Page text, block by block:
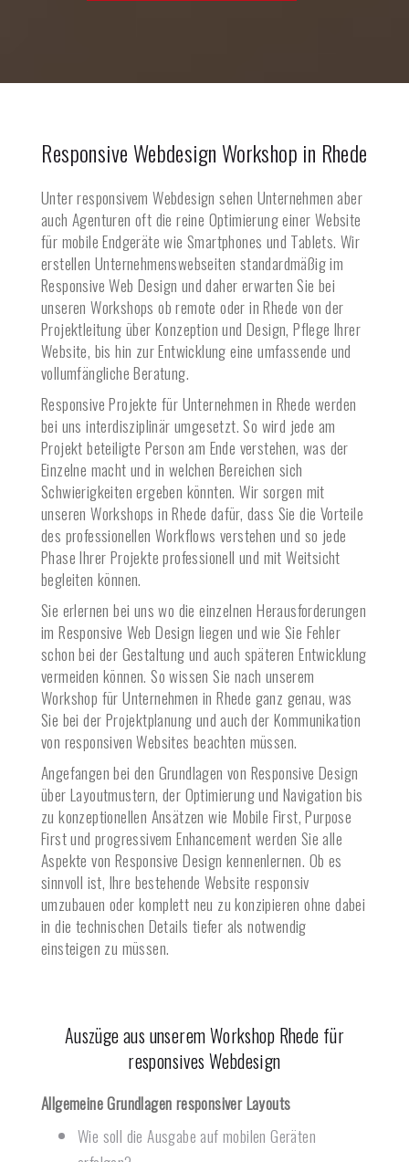
Responsive Webdesign Workshop in Rhede
Unter responsivem Webdesign sehen Unternehmen aber
auch Agenturen oft die reine Optimierung einer Website
für mobile Endgeräte wie Smartphones und Tablets. Wir
erstellen Unternehmenswebseiten standardmäßig im
Responsive Web Design und daher erwarten Sie bei
unseren Workshops ob remote oder inRhede von der
Projektleitung über Konzeption und Design, Pflege Ihrer
Website, bis hin zur Entwicklung eine umfassende und
vollumfängliche Beratung.
Responsive Projekte für Unternehmen in Rhede werden
bei uns interdisziplinär umgesetzt. So wird jede am
Projekt beteiligte Person am Ende verstehen, was der
Einzelne macht und in welchen Bereichen sich
Schwierigkeiten ergeben könnten. Wir sorgen mit
unseren Workshops inRhede dafür, dass Sie die Vorteile
des professionellen Workflows verstehen und so jede
Phase Ihrer Projekte professionell und mit Weitsicht
begleiten können.
Sie erlernen bei uns wo die einzelnen Herausforderungen
im Responsive Web Design liegen und wie Sie Fehler
schon bei der Gestaltung und auch späteren Entwicklung
vermeiden können. So wissen Sie nach unserem
Workshop für Unternehmen inRhede ganz genau, was
Sie bei der Projektplanung und auch der Kommunikation
von responsiven Websites beachten müssen.
Angefangen bei den Grundlagen von Responsive Design
über Layoutmustern, der Optimierung und Navigation bis
zu konzeptionellen Ansätzen wie Mobile First, Purpose
First und progressivem Enhancement werden Sie alle
Aspekte von Responsive Design kennenlernen. Ob es
sinnvoll ist, Ihre bestehende Website responsiv
umzubauen oder komplett neu zu konzipieren ohne dabei
in die technischen Details tiefer als notwendig
einsteigen zu müssen.
Auszüge aus unserem Workshop Rhede für
responsives Webdesign
Allgemeine Grundlagen responsiver Layouts
Wie soll die Ausgabe auf mobilen Geräten